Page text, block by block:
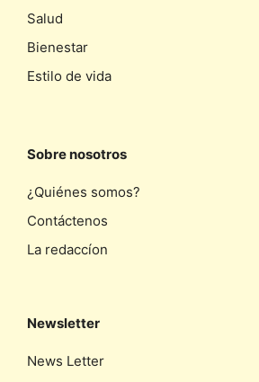
Salud
Bienestar
Estilo de vida
Sobre nosotros
¿Quiénes somos?
Contáctenos
La redaccíon
Newsletter
News Letter